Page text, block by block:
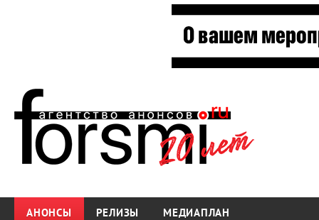
АНОНСЫ РЕЛИЗЫ МЕДИАПЛАН